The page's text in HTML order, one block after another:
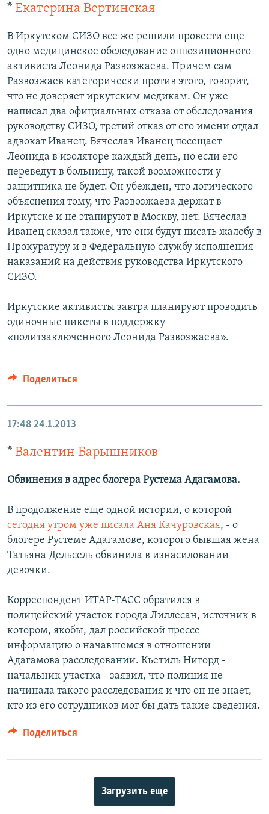
* Екатерина Вертинская
В Иркутском СИЗО все же решили провести еще
одно медицинское обследование оппозиционного
активиста Леонида Развозжаева. Причем сам
Развозжаев категорически против этого, говорит,
что не доверяет иркутским медикам. Он уже
написал два официальных отказа от обследования
руководству СИЗО, третий отказ от его имени отдал
адвокат Иванец. Вячеслав Иванец посещает
Леонида в изоляторе каждый день, но если его
переведут в больницу, такой возможности у
защитника не будет. Он убежден, что логического
объяснения тому, что Развозжаева держат в
Иркутске и не этапируют в Москву, нет. Вячеслав
Иванец сказал также, что они будут писать жалобу в
Прокуратуру и в Федеральную службу исполнения
наказаний на действия руководства Иркутского
СИЗО.
Иркутские активисты завтра планируют проводить
одиночные пикеты в поддержку
«политзаключенного Леонида Развозжаева».
Поделиться
17:48 24.1.2013
* Валентин Барышников
Обвинения в адрес блогера Рустема Адагамова.
В продолжение еще одной истории, о которой
сегодня утром уже писала Аня Качуровская, - о
блогере Рустеме Адагамове, которого бывшая жена
Татьяна Дельсель обвинила в изнасиловании
девочки.
Корреспондент ИТАР-ТАСС обратился в
полицейский участок города Лиллесан, источник в
котором, якобы, дал российской прессе
информацию о начавшемся в отношении
Адагамова расследовании. Кьетиль Нигорд -
начальник участка - заявил, что полиция не
начинала такого расследования и что он не знает,
кто из его сотрудников мог бы дать такие сведения.
Поделиться
Загрузить еще